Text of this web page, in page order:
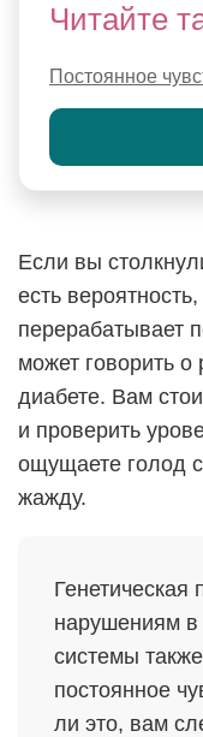
Читайте
Постоянное
Если вы
есть
перерабатывает
может говорить
диабете. Вам
и проверить
ощущаете голод
жажду.
Генетическая
нарушениям в
системы
постоянное
ли это, вам